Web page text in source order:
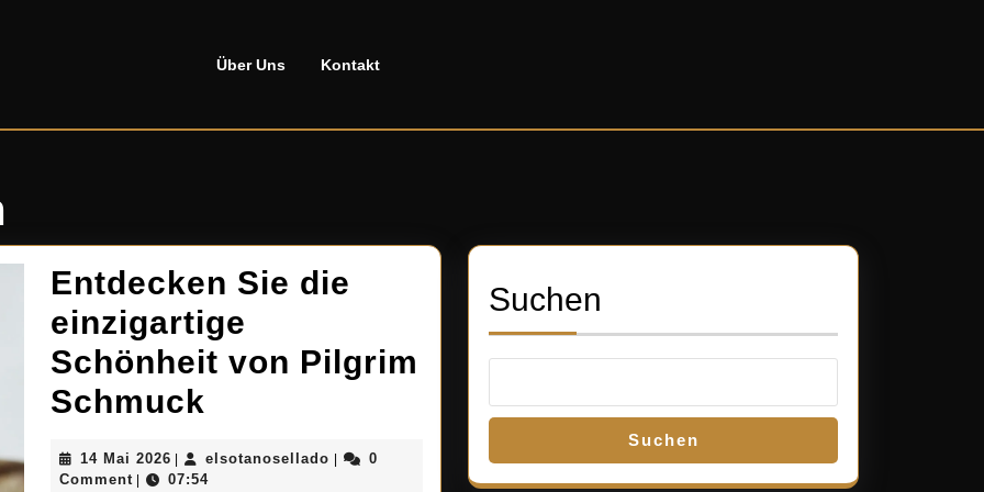
Über Uns Kontakt
Entdecken Sie die
einzigartige
Schönheit von Pilgrim
Schmuck
die
14 Mai 2026 14
Mai
elsotanosellado elsotanosellado
0
Comment
07:54
Suchen
Suchen